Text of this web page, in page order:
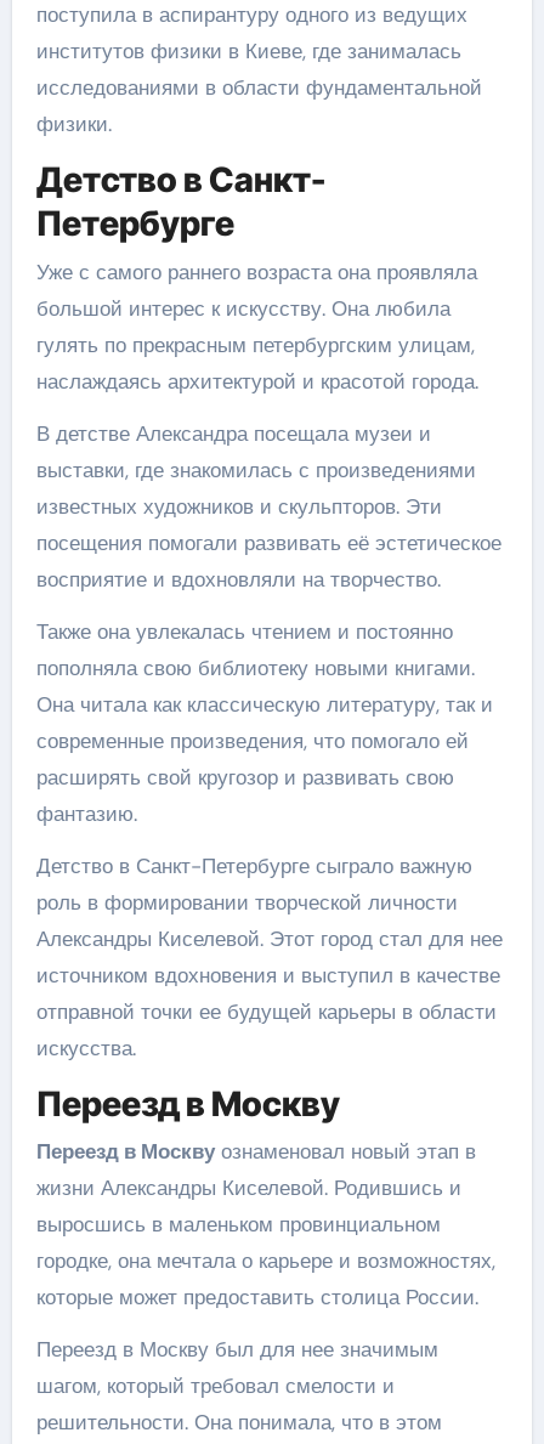
поступила в аспирантуру одного из ведущих
институтов физики в Киеве, где занималась
исследованиями в области фундаментальной
физики.
Детство в Санкт-
Петербурге
Уже с самого раннего возраста она проявляла
большой интерес к искусству. Она любила
гулять по прекрасным петербургским улицам,
наслаждаясь архитектурой и красотой города.
В детстве Александра посещала музеи и
выставки, где знакомилась с произведениями
известных художников и скульпторов. Эти
посещения помогали развивать её эстетическое
восприятие и вдохновляли на творчество.
Также она увлекалась чтением и постоянно
пополняла свою библиотеку новыми книгами.
Она читала как классическую литературу, так и
современные произведения, что помогало ей
расширять свой кругозор и развивать свою
фантазию.
Детство в Санкт-Петербурге сыграло важную
роль в формировании творческой личности
Александры Киселевой. Этот город стал для нее
источником вдохновения и выступил в качестве
отправной точки ее будущей карьеры в области
искусства.
Переезд в Москву
Переезд в Москвуознаменовал новый этап в
жизни Александры Киселевой. Родившись и
выросшись в маленьком провинциальном
городке, она мечтала о карьере и возможностях,
которые может предоставить столица России.
Переезд в Москву был для нее значимым
шагом, который требовал смелости и
решительности. Она понимала, что в этом